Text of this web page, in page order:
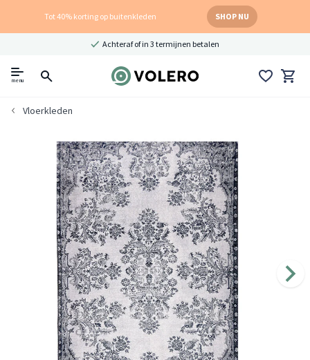
Tot 40% korting op buitenkleden SHOP NU
Achteraf of in 3 termijnen betalen
menu
Vloerkleden